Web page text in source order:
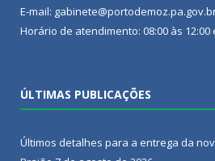
E-mail:
Horário de atendimento: 08:00 às 12:00
ÚLTIMAS PUBLICAÇÕES
Últimos detalhes para a entrega da